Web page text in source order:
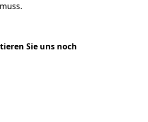
Sie uns noch